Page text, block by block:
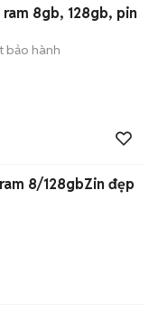
8gb, 128gb, pin
bảo hành
8/128gbZin đẹp